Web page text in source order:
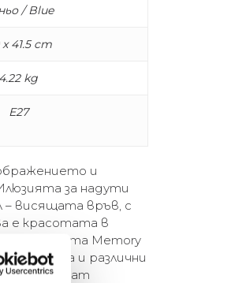
/ Blue
41.5 cm
4.22 kg
E27
и
за надути
– висящата връв, с
е красотата в
Колекцията Memory
размера и различни
позволяват